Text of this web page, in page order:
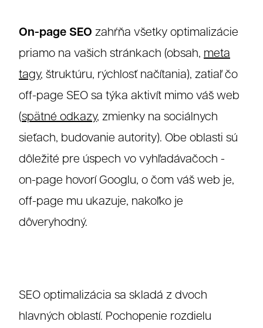
On-page SEO zahŕňa všetky optimalizácie
priamo na vašich stránkach (obsah, meta
tagy, štruktúru, rýchlosť načítania), zatiaľ čo
off-page SEO sa týka aktivít mimo váš web
(spätné odkazy, zmienky na sociálnych
sieťach, budovanie autority). Obe oblasti sú
dôležité pre úspech vo vyhľadávačoch -
on-page hovorí Googlu, o čom váš web je,
off-page mu ukazuje, nakoľko je
dôveryhodný.
SEO optimalizácia sa skladá z dvoch
hlavných oblastí. Pochopenie rozdielu